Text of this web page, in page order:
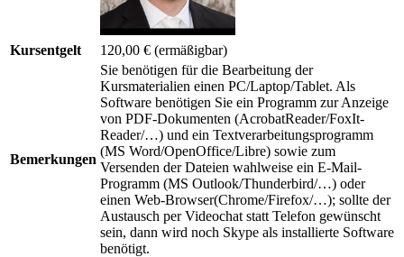
Kursentgelt 120,00 € (ermäßigbar)
Bemerkungen
Sie benötigen für die Bearbeitung der
Kursmaterialien einen PC/Laptop/Tablet. Als
Software benötigen Sie ein Programm zur Anzeige
von PDF-Dokumenten (AcrobatReader/FoxIt-
Reader/…) und ein Textverarbeitungsprogramm
(MS Word/OpenOffice/Libre) sowie zum
Versenden der Dateien wahlweise ein E-Mail-
Programm (MS Outlook/Thunderbird/…) oder
einen Web-Browser(Chrome/Firefox/…); sollte der
Austausch per Videochat statt Telefon gewünscht
sein, dann wird noch Skype als installierte Software
benötigt.